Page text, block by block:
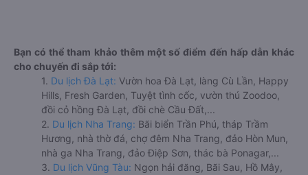
Bạn có thể tham khảo thêm một số điểm đến hấp dẫn khác
cho chuyến đi sắp tới:
1. Du lịch Đà Lạt: Vườn hoa Đà Lạt, làng Cù Lần, Happy
Hills, Fresh Garden, Tuyệt tình cốc, vườn thú Zoodoo,
đồi cỏ hồng Đà Lạt, đồi chè Cầu Đất,...
2. Du lịch Nha Trang: Bãi biển Trần Phú, tháp Trầm
Hương, nhà thờ đá, chợ đêm Nha Trang, đảo Hòn Mun,
nhà ga Nha Trang, đảo Điệp Sơn, thác bà Ponagar,...
3. Du lịch Vũng Tàu: Ngọn hải đăng, Bãi Sau, Hồ Mây,